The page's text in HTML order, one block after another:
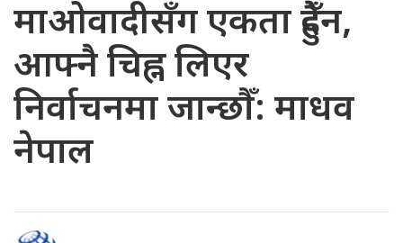
माओवादीसँग एकता हुँदैन,
आफ्नै चिह्न लिएर
निर्वाचनमा जान्छौँ: माधव
नेपाल